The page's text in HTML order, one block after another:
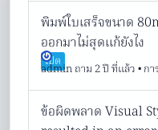
พิมพ์ใบเสร็จขนาด
ออกมาไม่สุดแก้ยังไง
เปิด
adminถาม 2 ปี ที่แล้ว•กา
ข้อผิดพลาด Visual